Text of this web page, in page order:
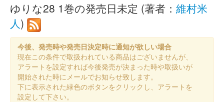
ゆりな28 1巻の発売日未定 (著者： 維村米
人)
今後、発売時や発売日決定時に通知が欲しい場合
現在この条件で取扱われている商品はございませんが、
アラートを設定すれば今後発売が決まった時や取扱いが
開始された時にメールでお知らせ致します。
下に表示された緑色のボタンをクリックし、アラートを
設定して下さい。